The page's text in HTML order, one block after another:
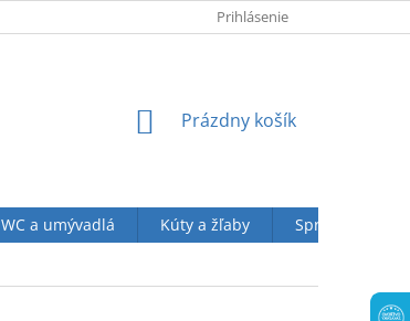
OBCHODNÉ PODMIENKY (VOP)Prihlásenie
NÁKUPNÝ
Prázdny košík
WC a umývadlá Kúty a žľaby
Sprchové sety